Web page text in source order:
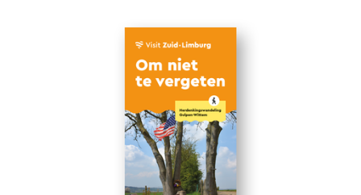
parkeerplaats aan de Wittemer Allee.